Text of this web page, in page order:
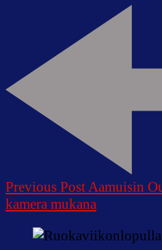
Navigation
Previous Post Aamuisin
kamera mukana